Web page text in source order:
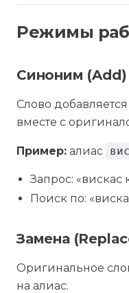
Режимы
Синоним (Add)
Слово
вместе с
Пример: алиас
Запрос: «вискас
Поиск по:
Замена
Оригинальное
на алиас.